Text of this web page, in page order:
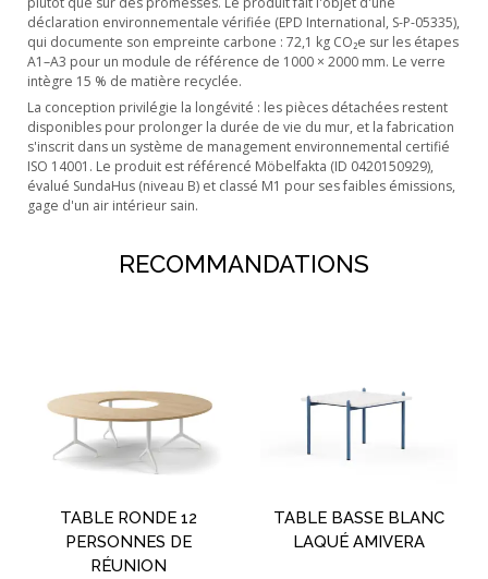
déclaration environnementale vérifiée (EPD International, S-P-05335),
qui documente son empreinte carbone : 72,1 kg CO₂e sur les étapes
A1–A3 pour un module de référence de 1000 × 2000 mm. Le verre
intègre 15 % de matière recyclée.
La conception privilégie la longévité : les pièces détachées restent
disponibles pour prolonger la durée de vie du mur, et la fabrication
s'inscrit dans un système de management environnemental certifié
ISO 14001. Le produit est référencé Möbelfakta (ID 0420150929),
évalué SundaHus (niveau B) et classé M1 pour ses faibles émissions,
gage d'un air intérieur sain.
RECOMMANDATIONS
TABLE RONDE 12
PERSONNES DE
RÉUNION
TABLE BASSE BLANC
LAQUÉ AMIVERA